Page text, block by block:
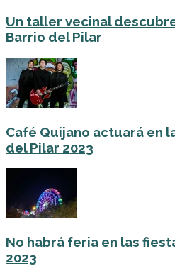
Un taller vecinal
Barrio del Pilar
Café Quijano actuará en
del Pilar 2023
No habrá feria en las
2023